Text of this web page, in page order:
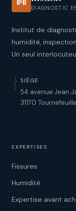
IPB
DIAGNOSTIC
Institut de
humidité,
Un seul
SIÈGE
54 avenue Jean
31170
EXPERTISES
Fissures
Humidité
Expertise avant